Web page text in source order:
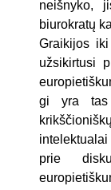
neišnyko,
biurokratų
Graikijos
užsikirtusi
gi yra tas
prie